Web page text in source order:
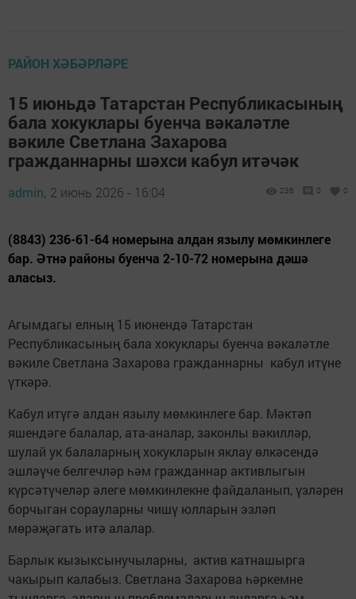
РАЙОН ХӘБӘРЛӘРЕ
15 июньдә Татарстан Республикасының
бала хокуклары буенча вәкаләтле
вәкиле Светлана Захарова
гражданнарны шәхси кабул итәчәк
admin, 2 июнь 2026 - 16:04 236 0 0
(8843) 236-61-64 номерына алдан язылу мөмкинлеге
бар. Әтнә районы буенча 2-10-72 номерына дәшә
аласыз.
Агымдагы елның 15 июнендә Татарстан
Республикасының бала хокуклары буенча вәкаләтле
вәкиле Светлана Захарова гражданнарны кабул итүне
үткәрә.
Кабул итүгә алдан язылу мөмкинлеге бар. Мәктәп
яшендәге балалар, ата-аналар, законлы вәкилләр,
шулай ук балаларның хокукларын яклау өлкәсендә
эшләүче белгечләр һәм гражданнар активлыгын
күрсәтүчеләр әлеге мөмкинлекне файдаланып, үзләрен
борчыган сорауларны чишү юлларын эзләп
мөрәҗәгать итә алалар.
Барлык кызыксынучыларны, актив катнашырга
чакырып калабыз. Светлана Захарова һәркемне